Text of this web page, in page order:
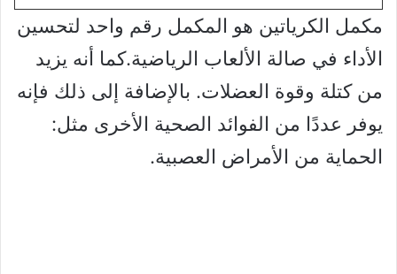
مكمل الكرياتين هو المكمل رقم واحد لتحسين
الأداء في صالة الألعاب الرياضية.كما أنه يزيد
من كتلة وقوة العضلات. بالإضافة إلى ذلك فإنه
يوفر عددًا من الفوائد الصحية الأخرى مثل:
الحماية من الأمراض العصبية.